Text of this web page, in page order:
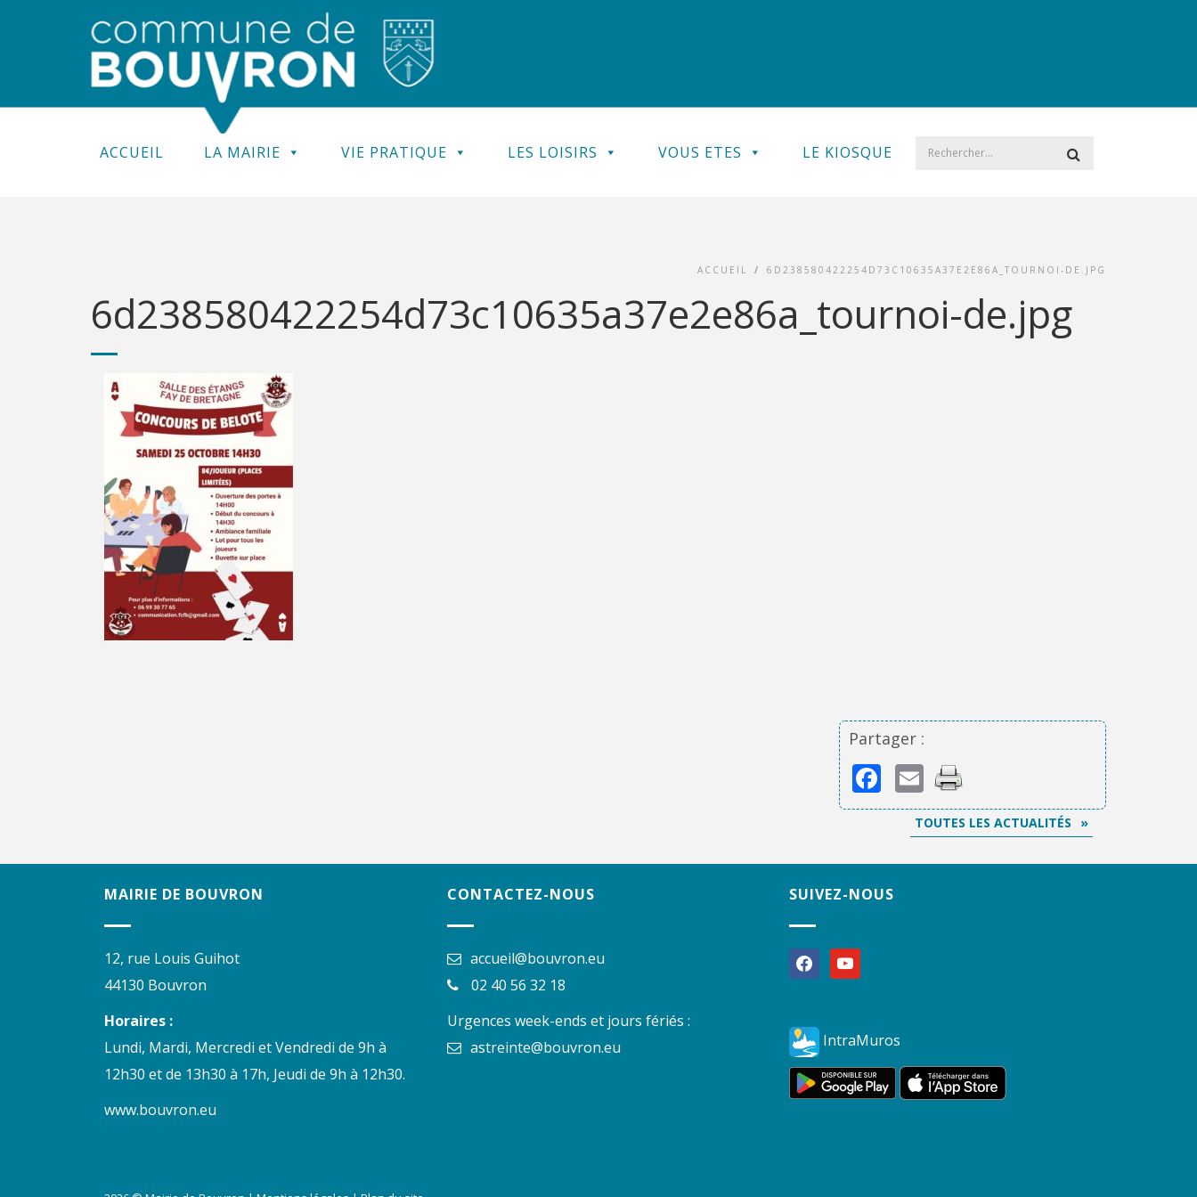
ACCUEIL LA MAIRIE VIE PRATIQUE LES LOISIRS VOUS ETES LE KIOSQUE
ACCUEIL / 6D238580422254D73C10635A37E2E86A_TOURNOI-DE.JPG
6d238580422254d73c10635a37e2e86a_tournoi-de.jpg
Partager :
Facebook
Email
TOUTES LES ACTUALITÉS
MAIRIE DE BOUVRON
12, rue Louis Guihot
44130 Bouvron
Horaires :
Lundi, Mardi, Mercredi et Vendredi de 9h à
12h30 et de 13h30 à 17h, Jeudi de 9h à 12h30.
www.bouvron.eu
CONTACTEZ-NOUS
accueil@bouvron.eu
02 40 56 32 18
Urgences week-ends et jours fériés :
astreinte@bouvron.eu
SUIVEZ-NOUS
facebookyoutube
IntraMuros